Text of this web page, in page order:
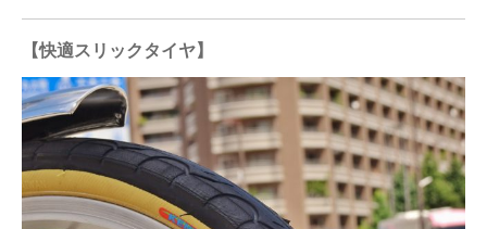
【快適スリックタイヤ】